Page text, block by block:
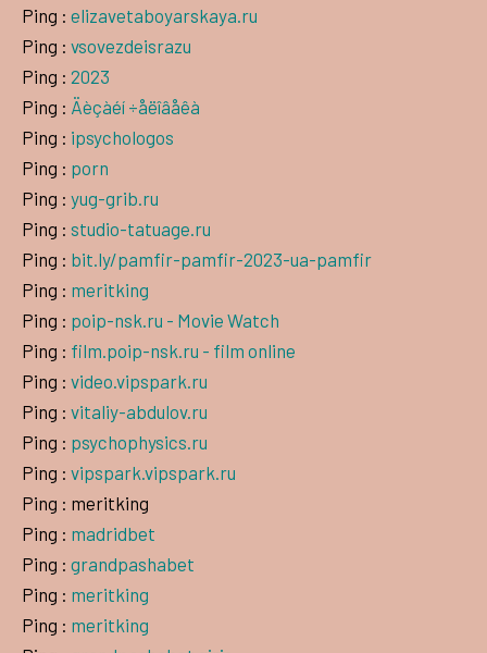
Ping : elizavetaboyarskaya.ru
Ping : vsovezdeisrazu
Ping : 2023
Ping : Äèçàéí ÷åëîâåêà
Ping : ipsychologos
Ping : porn
Ping : yug-grib.ru
Ping : studio-tatuage.ru
Ping : bit.ly/pamfir-pamfir-2023-ua-pamfir
Ping : meritking
Ping : poip-nsk.ru - Movie Watch
Ping : film.poip-nsk.ru - film online
Ping : video.vipspark.ru
Ping : vitaliy-abdulov.ru
Ping : psychophysics.ru
Ping : vipspark.vipspark.ru
Ping : meritking
Ping : madridbet
Ping : grandpashabet
Ping : meritking
Ping : meritking